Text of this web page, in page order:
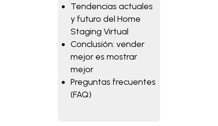
Tendencias actuales
y futuro del Home
Staging Virtual
Conclusión: vender
mejor es mostrar
mejor
Preguntas frecuentes
(FAQ)